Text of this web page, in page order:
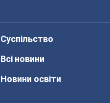
Суспільство
Всі новини
Новини освіти